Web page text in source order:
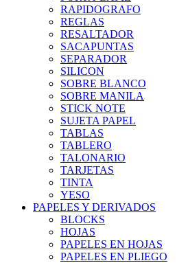
RAPIDOGRAFO
REGLAS
RESALTADOR
SACAPUNTAS
SEPARADOR
SILICON
SOBRE BLANCO
SOBRE MANILA
STICK NOTE
SUJETA PAPEL
TABLAS
TABLERO
TALONARIO
TARJETAS
TINTA
YESO
PAPELES Y DERIVADOS
BLOCKS
HOJAS
PAPELES EN HOJAS
PAPELES EN PLIEGO